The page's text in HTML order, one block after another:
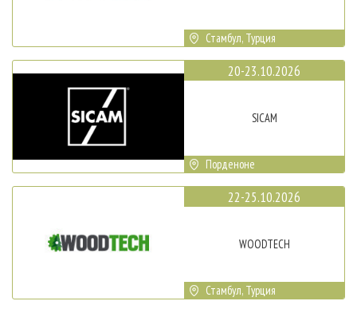
Стамбул, Турция
20-23.10.2026
SICAM
Порденоне
22-25.10.2026
WOODTECH
Стамбул, Турция